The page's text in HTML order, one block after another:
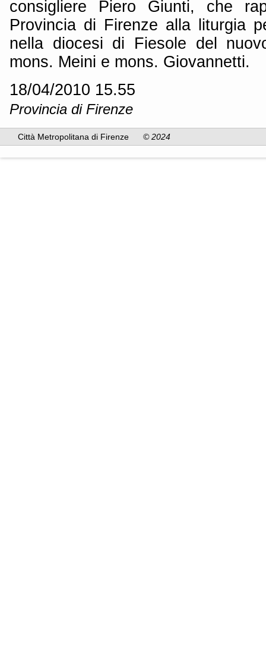
consigliere Piero Giunti, che
Provincia di Firenze alla liturgia
nella diocesi di Fiesole del
mons. Meini e mons. Giovannetti.
18/04/2010 15.55
Provincia di Firenze
Città Metropolitana di Firenze © 2024